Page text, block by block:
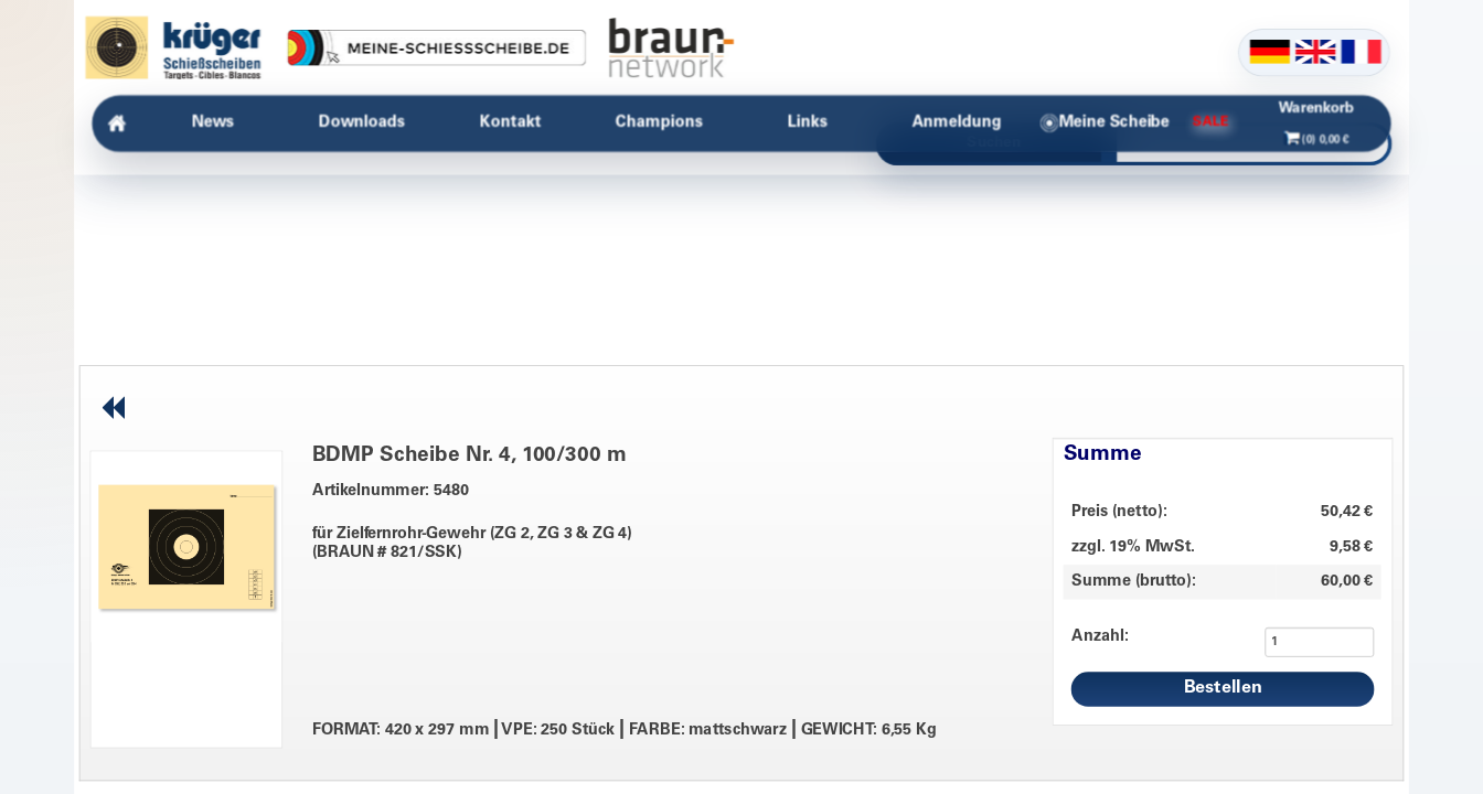
News Downloads Kontakt Champions Links Anmeldung Meine Scheibe SALE
Warenkorb
(0) 0,00 €
BDMP Scheibe Nr. 4, 100/300 m
Artikelnummer: 5480
für Zielfernrohr-Gewehr (ZG 2, ZG 3 & ZG 4)
(BRAUN # 821/SSK)
FORMAT: 420 x 297 mm VPE: 250 Stück FARBE: mattschwarz GEWICHT: 6,55 Kg
Summe
Preis (netto): 50,42 €
zzgl. 19% MwSt. 9,58 €
Summe (brutto): 60,00 €
Anzahl: